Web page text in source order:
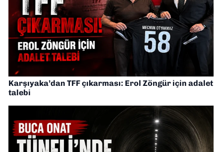
Karşıyaka’dan TFF çıkarması: Erol Zöngür için adalet
talebi